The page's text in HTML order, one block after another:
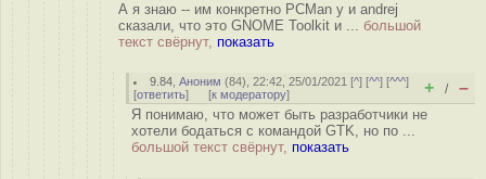
А я знаю -- им конкретно PCMan у и andrej
сказали, что это GNOME Toolkit и ... большой
текст свёрнут, показать
9.84 ,Аноним (84), 22:42, 25/01/2021 [^] [^^] [^^^]
[ответить] [к модератору] + / –
Я понимаю, что может быть разработчики не
хотели бодаться с командой GTK, но по ...
большой текст свёрнут, показать